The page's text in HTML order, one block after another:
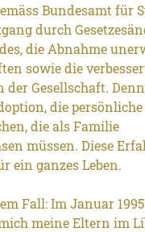
Bundesamt für
durch
die Abnahme
sowie die
Gesellschaft.
die persönliche
die als Familie
müssen. Diese
ein ganzes Leben.
Fall: Im Januar
meine Eltern im